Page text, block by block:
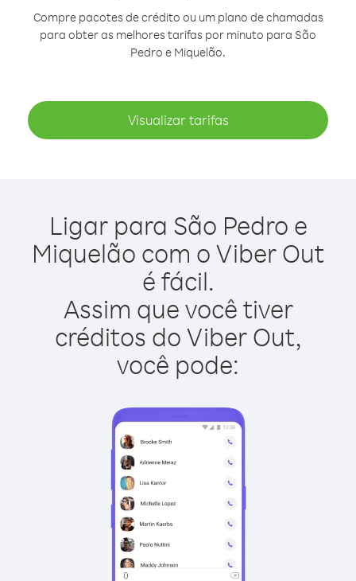
Compre pacotes de crédito ou um plano de chamadas
para obter as melhores tarifas por minuto para São
Pedro e Miquelão.
Visualizar tarifas
Ligar para São Pedro e
Miquelão com o Viber Out
é fácil.
Assim que você tiver
créditos do Viber Out,
você pode: